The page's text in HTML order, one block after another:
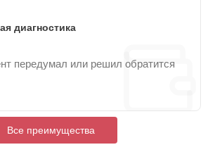
диагностика
передумал или решил обратится
Все преимущества